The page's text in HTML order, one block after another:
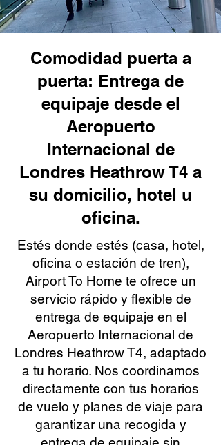
Comodidad puerta a
puerta: Entrega de
equipaje desde el
Aeropuerto
Internacional de
Londres Heathrow T4 a
su domicilio, hotel u
oficina.
Estés donde estés (casa, hotel,
oficina o estación de tren),
Airport To Home te ofrece un
servicio rápido y flexible de
entrega de equipaje en el
Aeropuerto Internacional de
Londres Heathrow T4, adaptado
a tu horario. Nos coordinamos
directamente con tus horarios
de vuelo y planes de viaje para
garantizar una recogida y